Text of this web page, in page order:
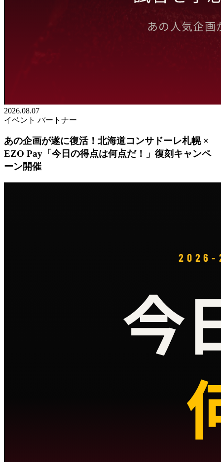
2026.08.07
イベント パートナー
あの企画が遂に復活！北海道コンサドーレ札幌 ×
EZO Pay「今日の得点は何点だ！」復刻キャンペ
ーン開催